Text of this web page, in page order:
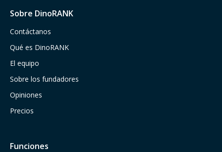
Sobre DinoRANK
Contáctanos
Qué es DinoRANK
El equipo
Sobre los fundadores
Opiniones
Precios
Funciones